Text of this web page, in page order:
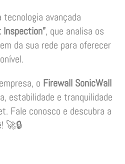
avançada
Inspection”, que analisa os
da sua rede para oferecer
o Firewall SonicWall
estabilidade e tranquilidade
Fale conosco e descubra a
🚀🔒